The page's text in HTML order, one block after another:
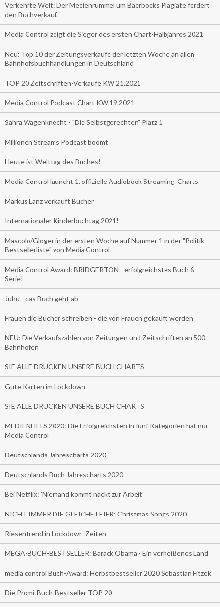
Verkehrte Welt: Der Medienrummel um Baerbocks Plagiate fördert
den Buchverkauf.
Media Control zeigt die Sieger des ersten Chart-Halbjahres 2021
Neu: Top 10 der Zeitungsverkäufe der letzten Woche an allen
Bahnhofsbuchhandlungen in Deutschland
TOP 20 Zeitschriften-Verkäufe KW 21.2021
Media Control Podcast Chart KW 19.2021
Sahra Wagenknecht - "Die Selbstgerechten" Platz 1
Millionen Streams Podcast boomt
Heute ist Welttag des Buches!
Media Control launcht 1. offizielle Audiobook Streaming-Charts
Markus Lanz verkauft Bücher
Internationaler Kinderbuchtag 2021!
Mascolo/Gloger in der ersten Woche auf Nummer 1 in der "Politik-
Bestsellerliste" von Media Control
Media Control Award: BRIDGERTON - erfolgreichstes Buch &
Serie!
Juhu - das Buch geht ab
Frauen die Bücher schreiben - die von Frauen gekauft werden
NEU: Die Verkaufszahlen von Zeitungen und Zeitschriften an 500
Bahnhöfen
SIE ALLE DRUCKEN UNSERE BUCH CHARTS
Gute Karten im Lockdown
SIE ALLE DRUCKEN UNSERE BUCH CHARTS
MEDIENHITS 2020: Die Erfolgreichsten in fünf Kategorien hat nur
Media Control
Deutschlands Jahrescharts 2020
Deutschlands Buch Jahrescharts 2020
Bei Netflix: 'Niemand kommt nackt zur Arbeit'
NICHT IMMER DIE GLEICHE LEIER: Christmas Songs 2020
Riesentrend in Lockdown-Zeiten
MEGA-BUCH-BESTSELLER: Barack Obama - Ein verheißenes Land
media control Buch-Award: Herbstbestseller 2020 Sebastian Fitzek
Die Promi-Buch-Bestseller TOP 20